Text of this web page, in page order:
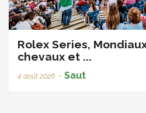
Rolex Series,
chevaux et ...
4 août 2026 • Saut